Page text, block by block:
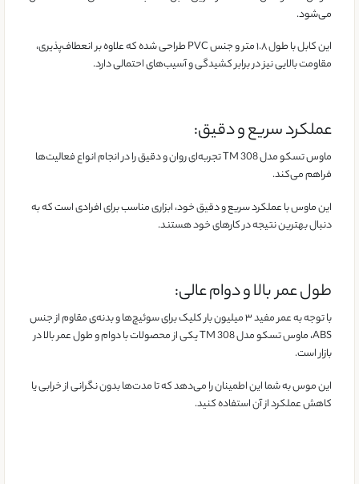
می‌شود.
این کابل با طول ۱.۸ متر و جنس PVC طراحی شده که علاوه بر انعطاف‌پذیری،
مقاومت بالایی نیز در برابر کشیدگی و آسیب‌های احتمالی دارد.
عملکرد سریع و دقیق:
ماوس تسکو مدل TM 308 تجربه‌ای روان و دقیق را در انجام انواع فعالیت‌ها
فراهم می‌کند.
این ماوس با عملکرد سریع و دقیق خود، ابزاری مناسب برای افرادی است که به
دنبال بهترین نتیجه در کارهای خود هستند.
طول عمر بالا و دوام عالی:
با توجه به عمر مفید ۳ میلیون بار کلیک برای سوئیچ‌ها و بدنه‌ی مقاوم از جنس
ABS، ماوس تسکو مدل TM 308 یکی از محصولات با دوام و طول عمر بالا در
بازار است.
این موس به شما این اطمینان را می‌دهد که تا مدت‌ها بدون نگرانی از خرابی یا
کاهش عملکرد از آن استفاده کنید.